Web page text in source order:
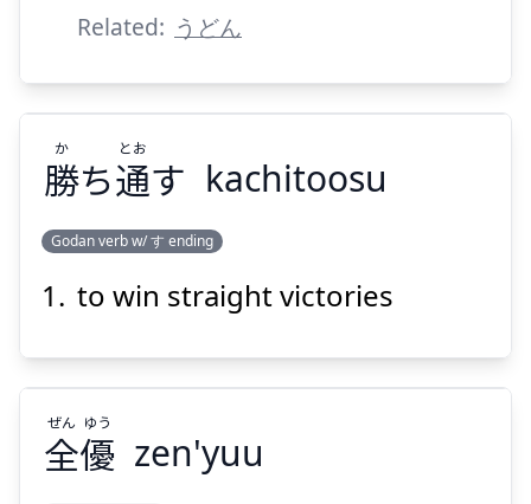
Related: うどん
通
す
か
とお
勝ち通す
か とお
kachitoosu
Godan verb w/ す ending
to win straight victories
全優
ぜん ゆう
zen'yuu